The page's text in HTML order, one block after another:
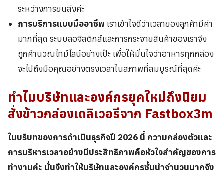
ระหว่างการขนส่งค่ะ
การบริการแบบมืออาชีพ เราเข้าใจดีว่าเวลาของลูกค้ามีค่า
มากที่สุด ระบบลอจิสติกส์และการกระจายสินค้าของเราจึง
ถูกคำนวณไทม์ไลน์อย่างเป๊ะ เพื่อให้มั่นใจว่าอาหารทุกกล่อง
จะไปถึงมือคุณอย่างตรงเวลาในสภาพที่สมบูรณ์ที่สุดค่ะ
ทำไมบริษัทและองค์กรยุคใหม่ถึงนิยม
สั่งข้าวกล่องเดลิเวอรีจาก Fastbox3m
ในบริบทของการดำเนินธุรกิจปี 2026 นี้ ความคล่องตัวและ
การบริหารเวลาอย่างมีประสิทธิภาพคือหัวใจสำคัญของการ
ทำงานค่ะ นั่นจึงทำให้บริษัทและองค์กรชั้นนำจำนวนมากจึง